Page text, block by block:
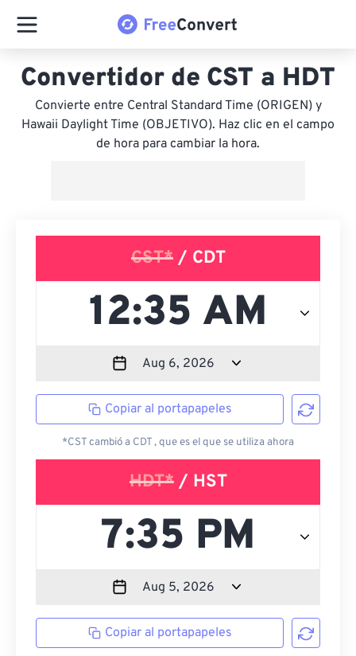
Convertidor de CST a HDT
Convierte entre Central Standard Time (ORIGEN) y
Hawaii Daylight Time (OBJETIVO). Haz clic en el campo
de hora para cambiar la hora.
CST*/ CDT
Copiar al portapapeles
*CST cambió a CDT , que es el que se utiliza ahora
HDT*/ HST
Copiar al portapapeles